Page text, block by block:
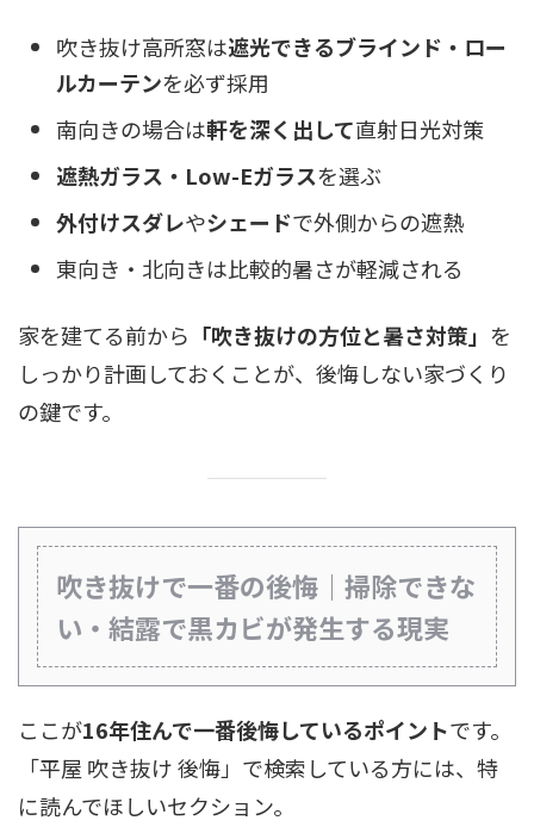
吹き抜け高所窓は遮光できるブラインド・ロー
ルカーテンを必ず採用
南向きの場合は軒を深く出して直射日光対策
遮熱ガラス・Low-Eガラスを選ぶ
外付けスダレやシェードで外側からの遮熱
東向き・北向きは比較的暑さが軽減される
家を建てる前から 「吹き抜けの方位と暑さ対策」 を
しっかり計画しておくことが、後悔しない家づくり
の鍵です。
吹き抜けで一番の後悔｜掃除できな
い・結露で黒カビが発生する現実
ここが16年住んで一番後悔しているポイントです。
「平屋 吹き抜け 後悔」で検索している方には、特
に読んでほしいセクション。